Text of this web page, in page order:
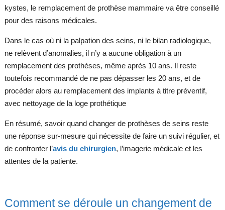
kystes, le remplacement de prothèse mammaire va être conseillé
pour des raisons médicales.
Dans le cas où ni la palpation des seins, ni le bilan radiologique,
ne relèvent d’anomalies, il n’y a aucune obligation à un
remplacement des prothèses, même après 10 ans. Il reste
toutefois recommandé de ne pas dépasser les 20 ans, et de
procéder alors au remplacement des implants à titre préventif,
avec nettoyage de la loge prothétique
En résumé, savoir quand changer de prothèses de seins reste
une réponse sur-mesure qui nécessite de faire un suivi régulier, et
de confronter l’avis du chirurgien, l’imagerie médicale et les
attentes de la patiente.
Comment se déroule un changement de